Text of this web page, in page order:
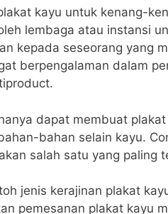
kayu untuk kenang-
lembaga atau instansi
kepada seseorang yang
berpengalaman dalam
dapat membuat
bahan selain kayu.
salah satu yang paling
jenis kerajinan plakat
pemesanan plakat kayu